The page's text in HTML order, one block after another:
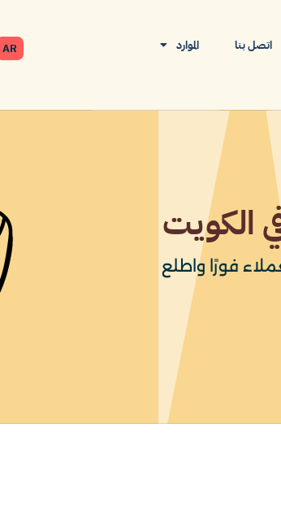
اتصل بنا الموارد AR
الكويت
فورًا واطلع